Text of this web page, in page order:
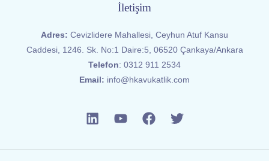
İletişim
Adres: Cevizlidere Mahallesi, Ceyhun Atuf Kansu
Caddesi, 1246. Sk. No:1 Daire:5, 06520 Çankaya/Ankara
Telefon: 0312 911 2534
Email: info@hkavukatlik.com